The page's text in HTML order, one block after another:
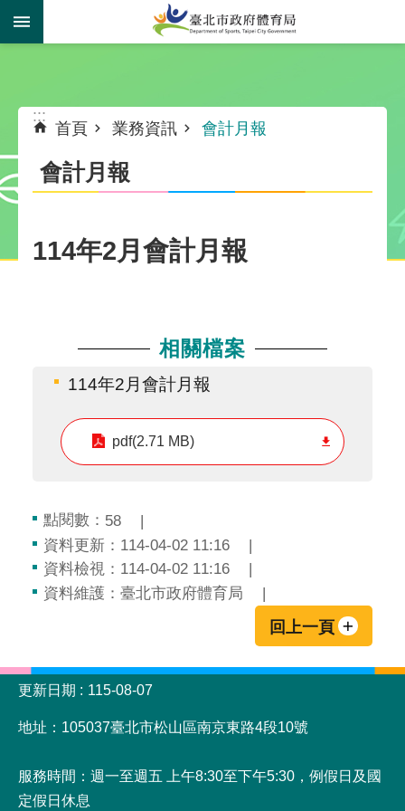
跳到主要內容區塊
:::
首頁 業務資訊 會計月報
會計月報
114年2月會計月報
相關檔案
114年2月會計月報
pdf(2.71 MB)
點閱數： 58
資料更新：114-04-02 11:16
資料檢視：114-04-02 11:16
資料維護：臺北市政府體育局
回上一頁
:::
更新日期
115-08-07
地址：105037臺北市松山區南京東路4段10號
服務時間：週一至週五 上午8:30至下午5:30，例假日及國
定假日休息